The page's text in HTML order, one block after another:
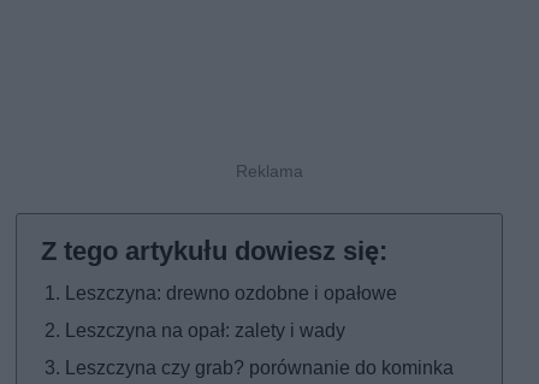
Leszczyna: drewno ozdobne i opałowe
Leszczyna na opał: zalety i wady
Leszczyna czy grab? porównanie do kominka